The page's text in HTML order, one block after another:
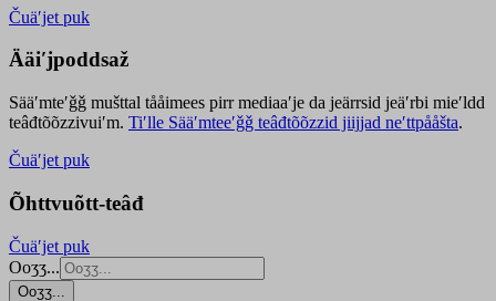
Čuäʹjet puk
Ääiʹjpoddsaž
Sääʹmteʹǧǧ mušttal tååimees pirr mediaaʹje da jeärrsid jeäʹrbi mieʹldd
teâđtõõzzivuiʹm. Tiʹlle Sääʹmteeʹǧǧ teâđtõõzzid jiijjad neʹttpååšta.
Čuäʹjet puk
Õhttvuõtt-teâđ
Čuäʹjet puk
Ooʒʒ...
Ooʒʒ...